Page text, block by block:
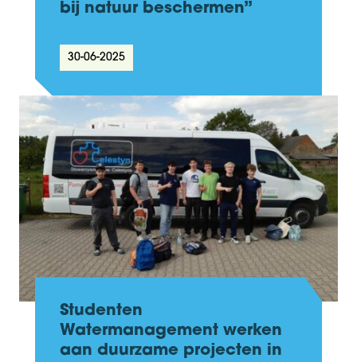
bij natuur beschermen”
30-06-2025
Studenten
Watermanagement werken
aan duurzame projecten in